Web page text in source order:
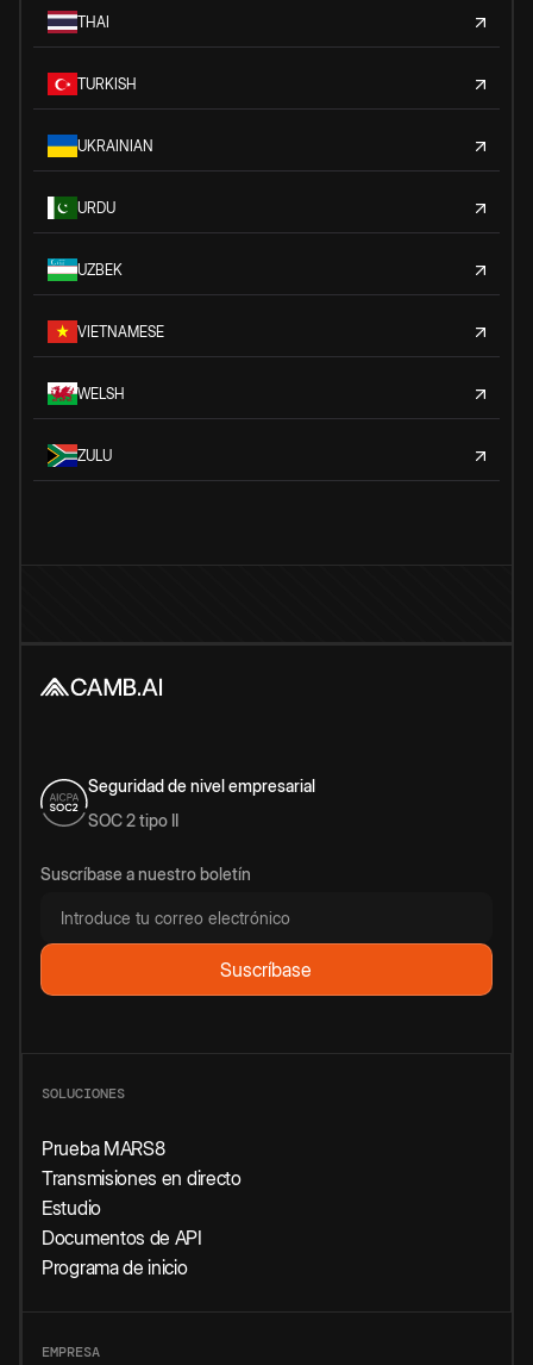
THAI
TURKISH
UKRAINIAN
URDU
UZBEK
VIETNAMESE
WELSH
ZULU
Seguridad de nivel empresarial
SOC 2 tipo II
Suscríbase a nuestro boletín
SOLUCIONES
Prueba MARS8
Transmisiones en directo
Estudio
Documentos de API
Programa de inicio
EMPRESA